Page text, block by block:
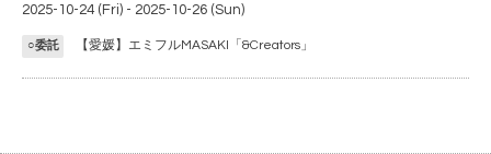
2025-10-24 (Fri) - 2025-10-26 (Sun)
○委託 【愛媛】エミフルMASAKI「&Creators」